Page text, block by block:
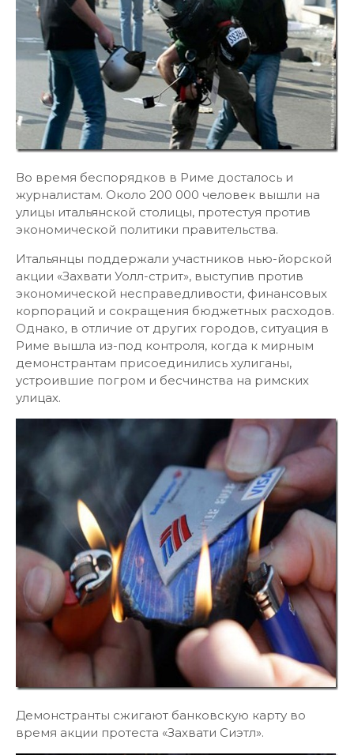
Во время беспорядков в Риме досталось и
журналистам. Около 200 000 человек вышли на
улицы итальянской столицы, протестуя против
экономической политики правительства.
Итальянцы поддержали участников нью-йорской
акции «Захвати Уолл-стрит», выступив против
экономической несправедливости, финансовых
корпораций и сокращения бюджетных расходов.
Однако, в отличие от других городов, ситуация в
Риме вышла из-под контроля, когда к мирным
демонстрантам присоединились хулиганы,
устроившие погром и бесчинства на римских
улицах.
Демонстранты сжигают банковскую карту во
время акции протеста «Захвати Сиэтл».